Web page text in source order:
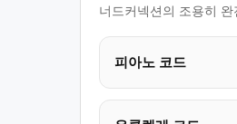
너드커넥션의 조용히
피아노 코드